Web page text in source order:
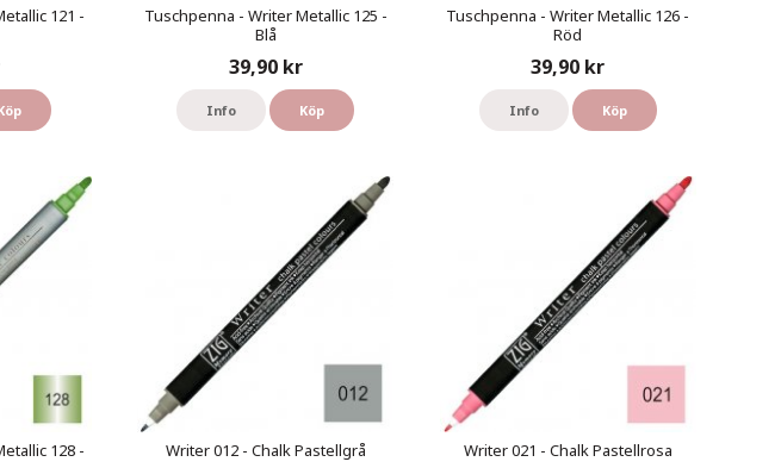
121 -
Tuschpenna - Writer Metallic 125 -
Blå
39,90 kr
Info Köp
Tuschpenna - Writer Metallic 126 -
Röd
39,90 kr
Info Köp
128 -
Writer 012 - Chalk Pastellgrå Writer 021 - Chalk Pastellrosa